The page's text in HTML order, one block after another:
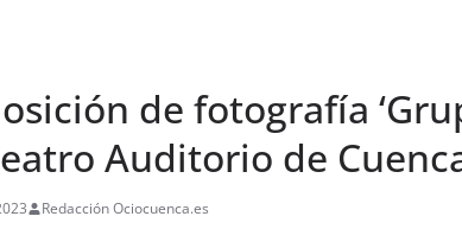
de fotografía
Auditorio de Cuenca
Redacción Ociocuenca.es